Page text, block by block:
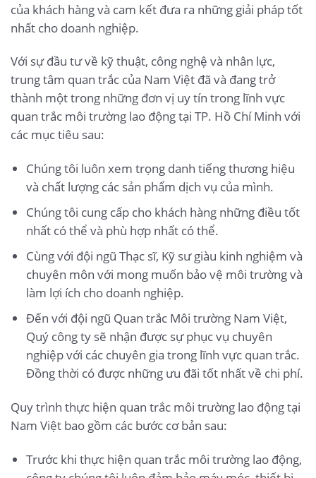
của khách hàng và cam kết đưa ra những giải pháp tốt
nhất cho doanh nghiệp.
Với sự đầu tư về kỹ thuật, công nghệ và nhân lực,
trung tâm quan trắc của Nam Việt đã và đang trở
thành một trong những đơn vị uy tín trong lĩnh vực
quan trắc môi trường lao động tại TP. Hồ Chí Minh với
các mục tiêu sau:
Chúng tôi luôn xem trọng danh tiếng thương hiệu
và chất lượng các sản phẩm dịch vụ của mình.
Chúng tôi cung cấp cho khách hàng những điều tốt
nhất có thể và phù hợp nhất có thể.
Cùng với đội ngũ Thạc sĩ, Kỹ sư giàu kinh nghiệm và
chuyên môn với mong muốn bảo vệ môi trường và
làm lợi ích cho doanh nghiệp.
Đến với đội ngũ Quan trắc Môi trường Nam Việt,
Quý công ty sẽ nhận được sự phục vụ chuyên
nghiệp với các chuyên gia trong lĩnh vực quan trắc.
Đồng thời có được những ưu đãi tốt nhất về chi phí.
Quy trình thực hiện quan trắc môi trường lao động tại
Nam Việt bao gồm các bước cơ bản sau:
Trước khi thực hiện quan trắc môi trường lao động,